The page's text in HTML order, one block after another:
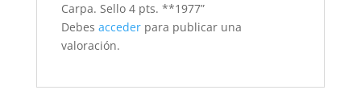
Carpa. Sello 4 pts. **1977”
Debes accederpara publicar una
valoración.